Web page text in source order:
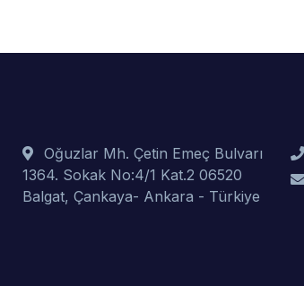
Oğuzlar Mh. Çetin Emeç Bulvarı
1364. Sokak No:4/1 Kat.2 06520
Balgat, Çankaya- Ankara - Türkiye